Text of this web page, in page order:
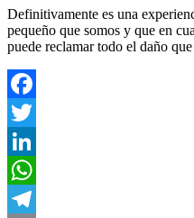
Definitivamente es una
pequeño que somos y que en
puede reclamar todo el daño
Facebook
Twitter
LinkedIn
WhatsApp